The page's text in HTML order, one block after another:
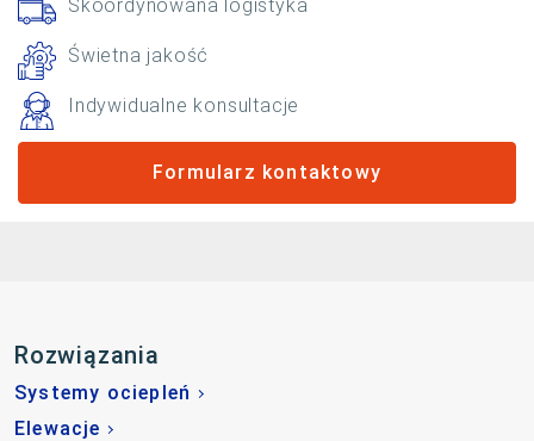
Skoordynowana logistyka
Świetna jakość
Indywidualne konsultacje
Formularz kontaktowy
Rozwiązania
Systemy ociepleń
Elewacje